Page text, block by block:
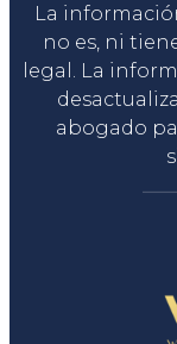
La
no es, ni
legal. La
abogado